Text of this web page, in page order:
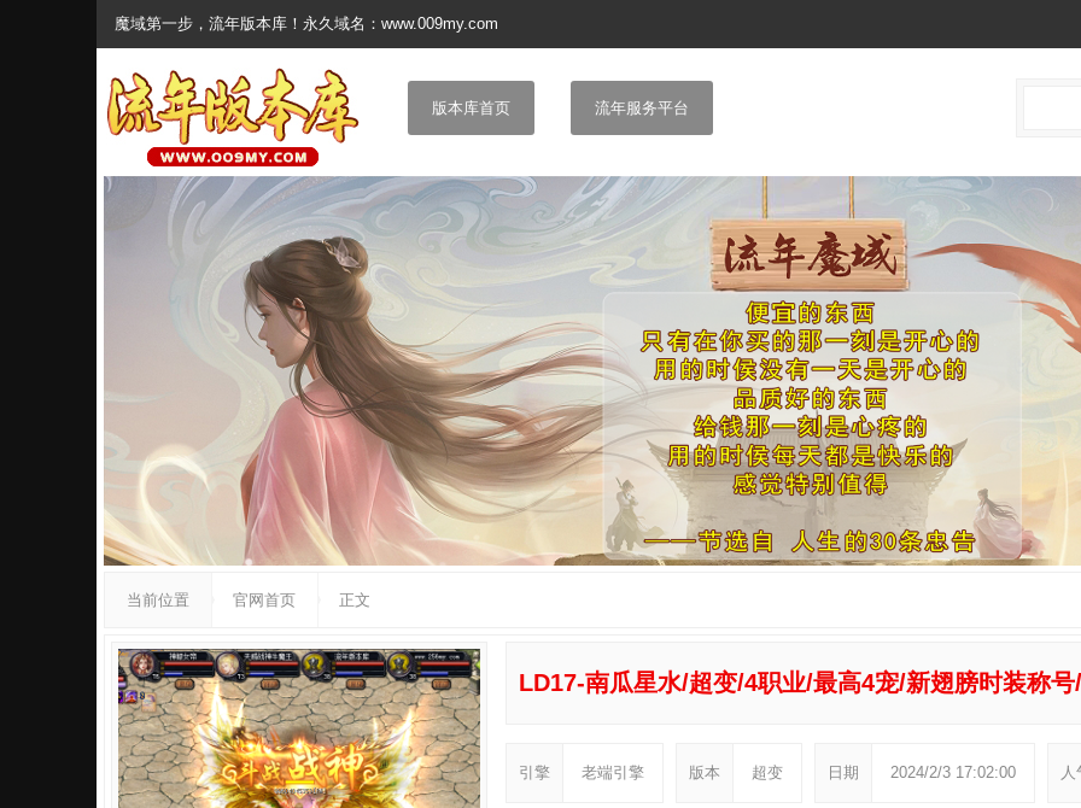
魔域第一步，流年版本库！永久域名：www.009my.com
版本库首页 流年服务平台
当前位置 官网首页 正文
LD17-南瓜星水/超变/4职业/最高4宠/新翅膀时装称
引擎 老端引擎 版本 超变 日期 2024/2/3 17:02:00 人